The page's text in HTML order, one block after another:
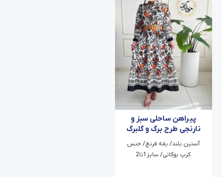
پیراهن ساحلی سبز و
نارنجی طرح برگ و گلبرگ
ویانا
‫آستین بلند/ یقه فرنچ/ جنس
کرپ بوگاتی/ سایز1تا2